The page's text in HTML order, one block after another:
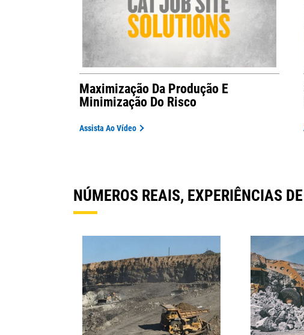
Maximização Da Produção E
Minimização Do Risco
Assista Ao Vídeo
NÚMEROS REAIS, EXPERIÊNCIAS